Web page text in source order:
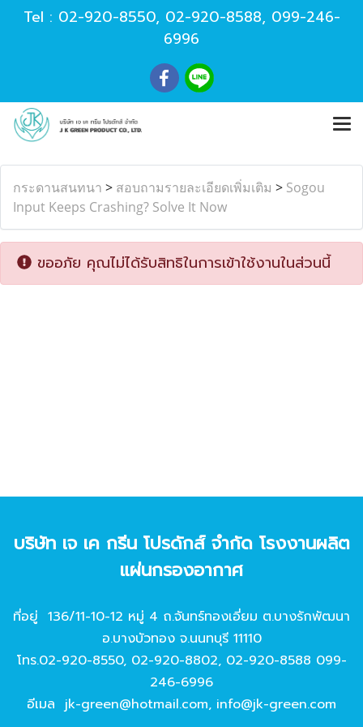
Tel : 02-920-8550, 02-920-8588, 099-246-
6996
กระดานสนทนา > สอบถามรายละเอียดเพิ่มเติม > Sogou
Input Keeps Crashing? Solve It Now
ขออภัย คุณไม่ได้รับสิทธิในการเข้าใช้งานในส่วนนี้
บริษัท เจ เค กรีน โปรดักส์ จํากัด โรงงานผลิต
แผ่นกรองอากาศ
ที่อยู่ 136/11-10-12 หมู่ 4 ถ.จันทร์ทองเอี่ยม ต.บางรักพัฒนา
อ.บางบัวทอง จ.นนทบุรี 11110
โทร.02-920-8550, 02-920-8802, 02-920-8588 099-
246-6996
อีเมล jk-green@hotmail.com, info@jk-green.com